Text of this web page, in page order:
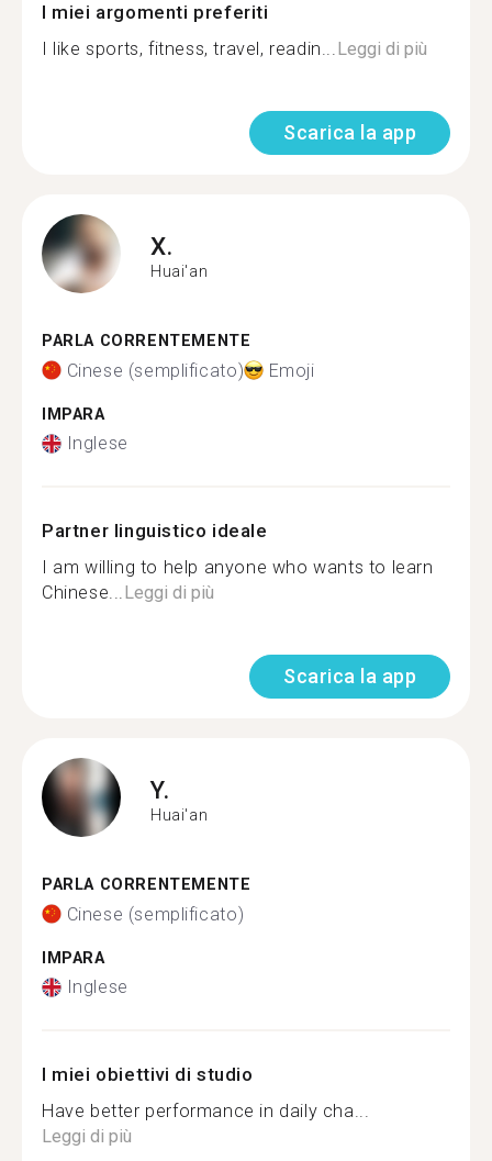
I miei argomenti preferiti
I like sports, fitness, travel, readin...Leggi di più
Scarica la app
X.
Huai'an
PARLA CORRENTEMENTE
Cinese (semplificato) Emoji
IMPARA
Inglese
Partner linguistico ideale
I am willing to help anyone who wants to learn
Chinese...Leggi di più
Scarica la app
Y.
Huai'an
PARLA CORRENTEMENTE
Cinese (semplificato)
IMPARA
Inglese
I miei obiettivi di studio
Have better performance in daily cha...
Leggi di più